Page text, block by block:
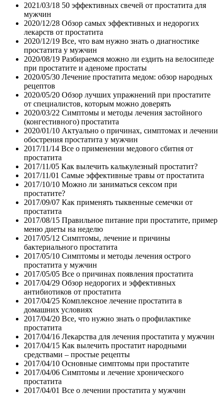
2021/03/18 50 эффективных свечей от простатита для
мужчин
2020/12/28 Обзор самых эффективных и недорогих
лекарств от простатита
2020/12/19 Все, что вам нужно знать о диагностике
простатита у мужчин
2020/08/19 Разбираемся можно ли ездить на велосипеде
при простатите и аденоме простаты
2020/05/30 Лечение простатита медом: обзор народных
рецептов
2020/05/20 Обзор лучших упражнений при простатите
от специалистов, которым можно доверять
2020/03/22 Симптомы и методы лечения застойного
(конгестивного) простатита
2020/01/10 Актуально о причинах, симптомах и лечении
обострения простатита у мужчин
2017/11/14 Все о применении медового сбитня от
простатита
2017/11/05 Как вылечить калькулезный простатит?
2017/11/01 Самые эффективные травы от простатита
2017/10/10 Можно ли заниматься сексом при
простатите?
2017/09/07 Как применять тыквенные семечки от
простатита
2017/08/15 Правильное питание при простатите, пример
меню диеты на неделю
2017/05/12 Симптомы, лечение и причины
бактериального простатита
2017/05/10 Симптомы и методы лечения острого
простатита у мужчин
2017/05/05 Все о причинах появления простатита
2017/04/29 Обзор недорогих и эффективных
антибиотиков от простатита
2017/04/25 Комплексное лечение простатита в
домашних условиях
2017/04/20 Все, что нужно знать о профилактике
простатита
2017/04/16 Лекарства для лечения простатита у мужчин
2017/04/15 Как вылечить простатит народными
средствами – простые рецепты
2017/04/10 Основные симптомы при простатите
2017/04/06 Симптомы и лечение хронического
простатита
2017/04/01 Все о лечении простатита у мужчин